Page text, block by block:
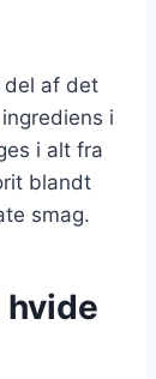
del af det
i
i alt fra
blandt
smag.